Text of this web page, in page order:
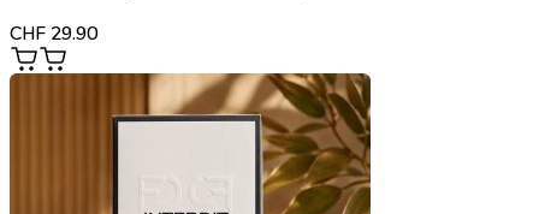
CHF 29.90